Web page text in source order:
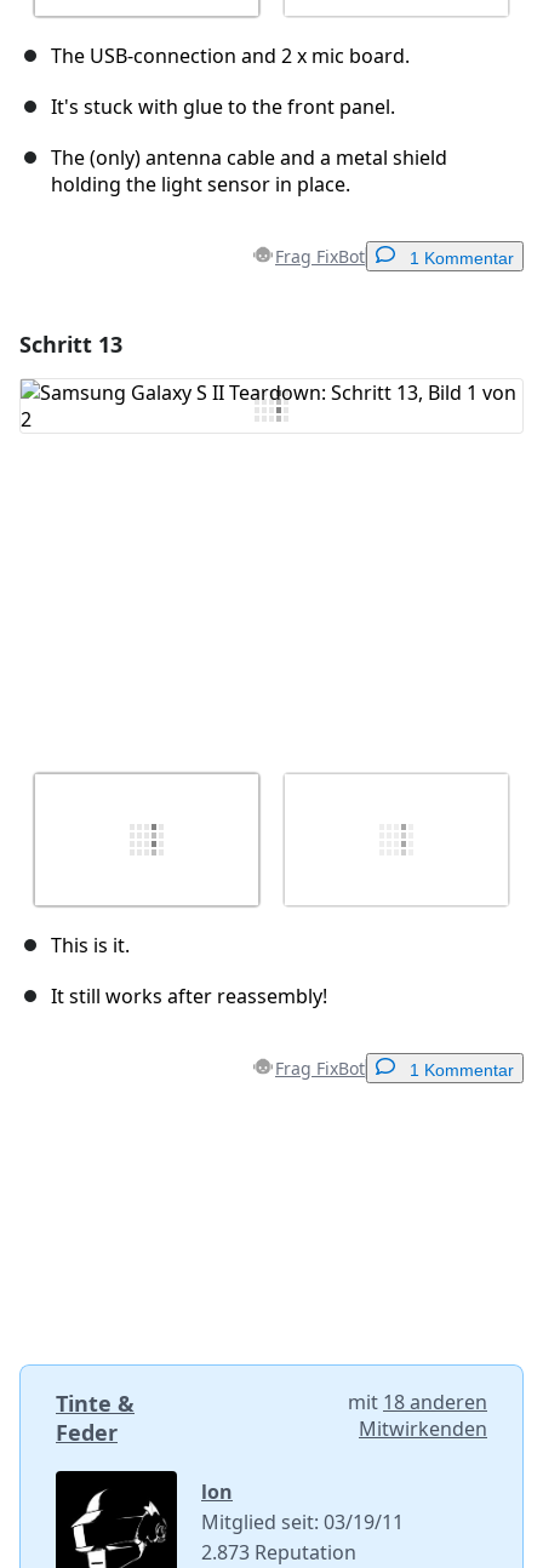
The USB-connection and 2 x mic board.
It's stuck with glue to the front panel.
The (only) antenna cable and a metal shield
holding the light sensor in place.
Frag FixBot 1 Kommentar
Kommentar hinzufügen
Schritt 13
This is it.
It still works after reassembly!
Frag FixBot 1 Kommentar
Tinte &
Feder
mit 18 anderen
Mitwirkenden
lon
Mitglied seit: 03/19/11
2.873 Reputation